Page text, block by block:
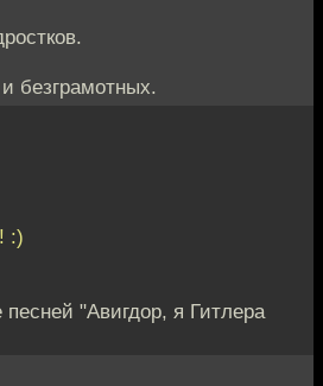
безграмотных.
:)
"Авигдор, я Гитлера